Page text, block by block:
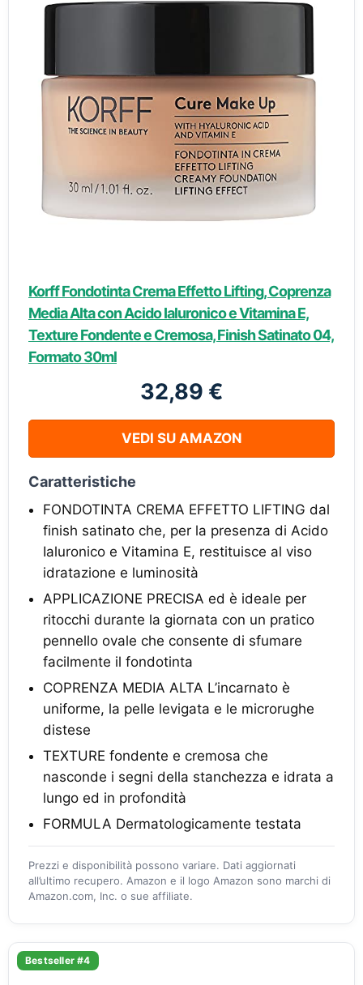
Korff Fondotinta Crema Effetto Lifting, Coprenza
Media Alta con Acido Ialuronico e Vitamina E,
Texture Fondente e Cremosa, Finish Satinato 04,
Formato 30ml
32,89 €
VEDI SU AMAZON
Caratteristiche
FONDOTINTA CREMA EFFETTO LIFTING dal
finish satinato che, per la presenza di Acido
Ialuronico e Vitamina E, restituisce al viso
idratazione e luminosità
APPLICAZIONE PRECISA ed è ideale per
ritocchi durante la giornata con un pratico
pennello ovale che consente di sfumare
facilmente il fondotinta
COPRENZA MEDIA ALTA L’incarnato è
uniforme, la pelle levigata e le microrughe
distese
TEXTURE fondente e cremosa che
nasconde i segni della stanchezza e idrata a
lungo ed in profondità
FORMULA Dermatologicamente testata
Prezzi e disponibilità possono variare. Dati aggiornati
all’ultimo recupero. Amazon e il logo Amazon sono marchi di
Amazon.com, Inc. o sue affiliate.
Bestseller #4